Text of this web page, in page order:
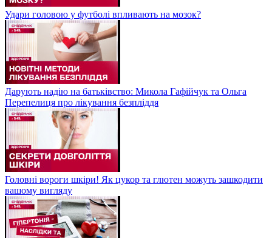
Удари головою у футболі впливають на мозок?
Дарують надію на батьківство: Микола Гафійчук та Ольга
Перепелиця про лікування безпліддя
Головні вороги шкіри! Як цукор та глютен можуть зашкодити
вашому вигляду